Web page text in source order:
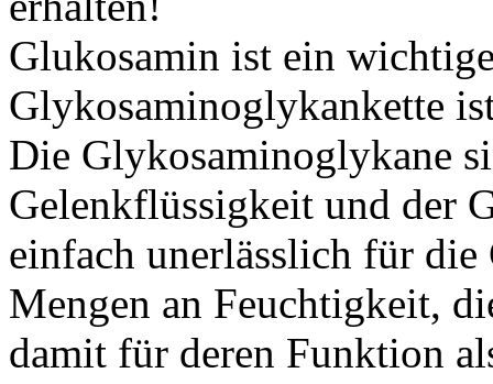
Glukosamin ist ein
Glykosaminoglykankette
Die Glykosaminoglykane
Gelenkflüssigkeit und der
einfach unerlässlich für
Mengen an Feuchtigkeit,
damit für deren Funktion